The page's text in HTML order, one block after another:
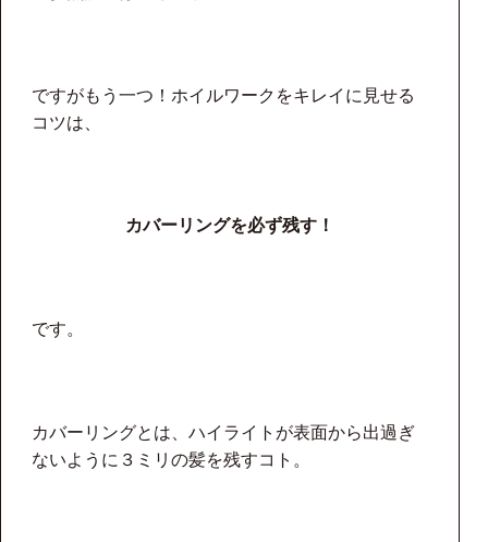
ですがもう一つ！ホイルワークをキレイに見せる
コツは、
カバーリングを必ず残す！
です。
カバーリングとは、ハイライトが表面から出過ぎ
ないように３ミリの髪を残すコト。